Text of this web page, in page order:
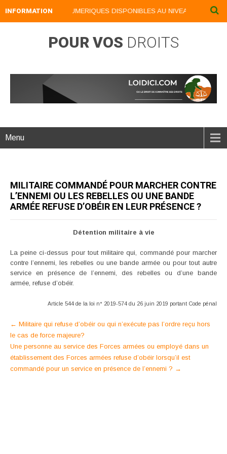
INFORMATION
NOS LIVRES NUMERIQUES DISPONIBLES AU NIVEAU DU
POUR VOS DROITS
Menu
MILITAIRE COMMANDÉ POUR MARCHER CONTRE
L’ENNEMI OU LES REBELLES OU UNE BANDE
ARMÉE REFUSE D’OBÉIR EN LEUR PRÉSENCE ?
Détention militaire à vie
La peine ci-dessus pour tout militaire qui, commandé pour marcher
contre l’ennemi, les rebelles ou une bande armée ou pour tout autre
service en présence de l’ennemi, des rebelles ou d’une bande
armée, refuse d’obéir.
Article 544 de la loi n° 2019-574 du 26 juin 2019 portant Code pénal
Post
navigation
← Militaire qui refuse d’obéir ou qui n’exécute pas l’ordre reçu hors
le cas de force majeure?
Une personne au service des Forces armées ou employé dans un
établissement des Forces armées refuse d’obéir lorsqu’il est
commandé pour un service en présence de l’ennemi ? →